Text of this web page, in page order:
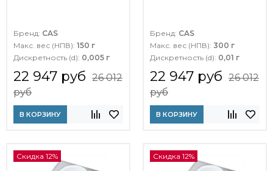
Бренд: CAS
Макс. вес (НПВ): 150 г
Дискретность (d): 0,005 г
22 947 руб 26 012
руб
В КОРЗИНУ
Бренд: CAS
Макс. вес (НПВ): 300 г
Дискретность (d): 0,01 г
22 947 руб 26 012
руб
В КОРЗИНУ
Скидка 12% Скидка 12%